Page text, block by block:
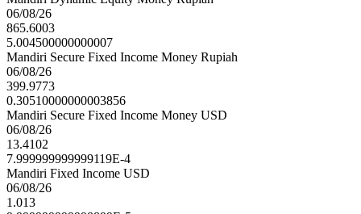
06/08/26
865.6003
5.004500000000007
Mandiri Secure Fixed Income Money Rupiah
06/08/26
399.9773
0.30510000000003856
Mandiri Secure Fixed Income Money USD
06/08/26
13.4102
7.999999999999119E-4
Mandiri Fixed Income USD
06/08/26
1.013